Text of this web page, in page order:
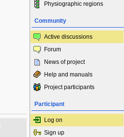
Physiographic regions
Community
Active discussions
Forum
News of project
Help and manuals
Project participants
Participant
Log on
Sign up